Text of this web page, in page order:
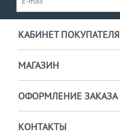
КАБИНЕТ ПОКУПАТЕЛЯ
МАГАЗИН
ОФОРМЛЕНИЕ ЗАКАЗА
КОНТАКТЫ